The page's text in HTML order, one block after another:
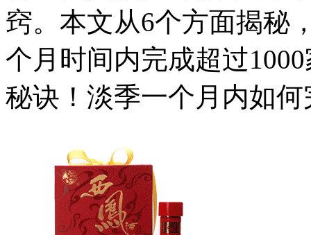
窍。本文从6个方面揭秘
个月时间内完成超过
秘诀！淡季一个月内如